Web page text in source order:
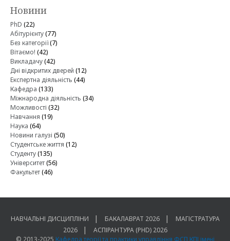
Новини
PhD (22)
Абітурієнту(77)
Без категорії(7)
Вітаємо! (42)
Викладачу(42)
Дні відкритих дверей (12)
Експертна діяльність (44)
Кафедра (133)
Міжнародна діяльність (34)
Можливості (32)
Навчання (19)
Наука (64)
Новини галузі (50)
Студентське життя (12)
Студенту(135)
Університет(56)
Факультет(46)
НАВЧАЛЬНІ ДИСЦИПЛІНИ БАКАЛАВРАТ 2026
МАГІСТРАТУРА
2026
АСПІРАНТУРА (PHD) 2026